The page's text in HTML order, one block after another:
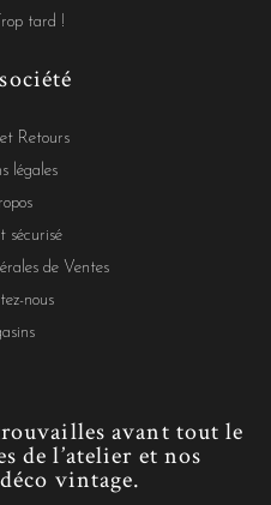
tard !
Retours
légales
sécurisé
de Ventes
nous
avant tout le
de l’atelier et nos
vintage.